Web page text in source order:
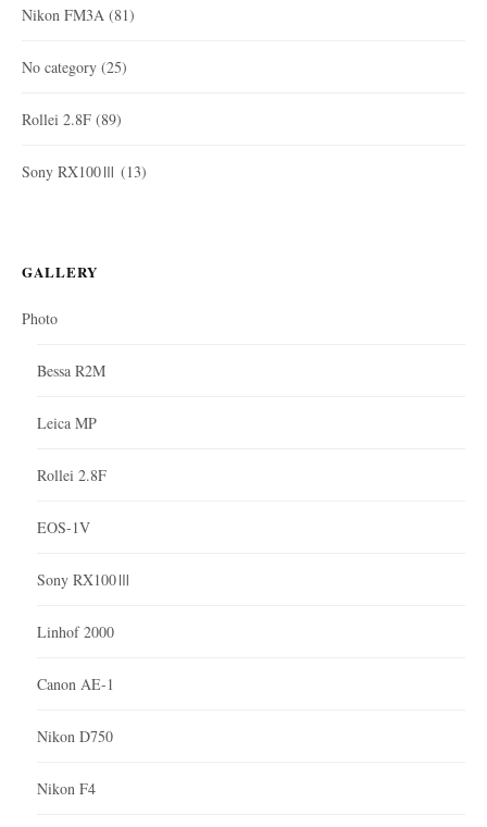
Nikon FM3A (81)
No category (25)
Rollei 2.8F (89)
Sony RX100Ⅲ (13)
GALLERY
Photo
Bessa R2M
Leica MP
Rollei 2.8F
EOS-1V
Sony RX100Ⅲ
Linhof 2000
Canon AE-1
Nikon D750
Nikon F4